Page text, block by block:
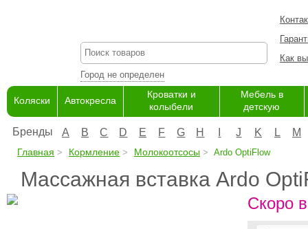
Город не определен
Как
Коляски Автокресла
Кроватки и
колыбели
Мебель в
детскую
Бренды A B C D E F G H J K L M
Главная Кормление Молокоотсосы Ardo OptiFlow
Массажная вставка Ardo
Скоро